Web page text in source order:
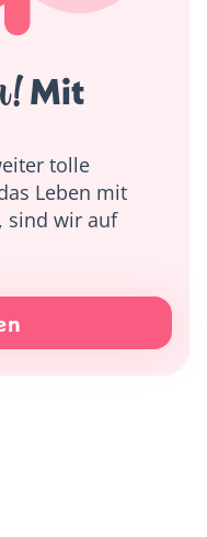
Mit
tolle
Leben mit
sind wir auf